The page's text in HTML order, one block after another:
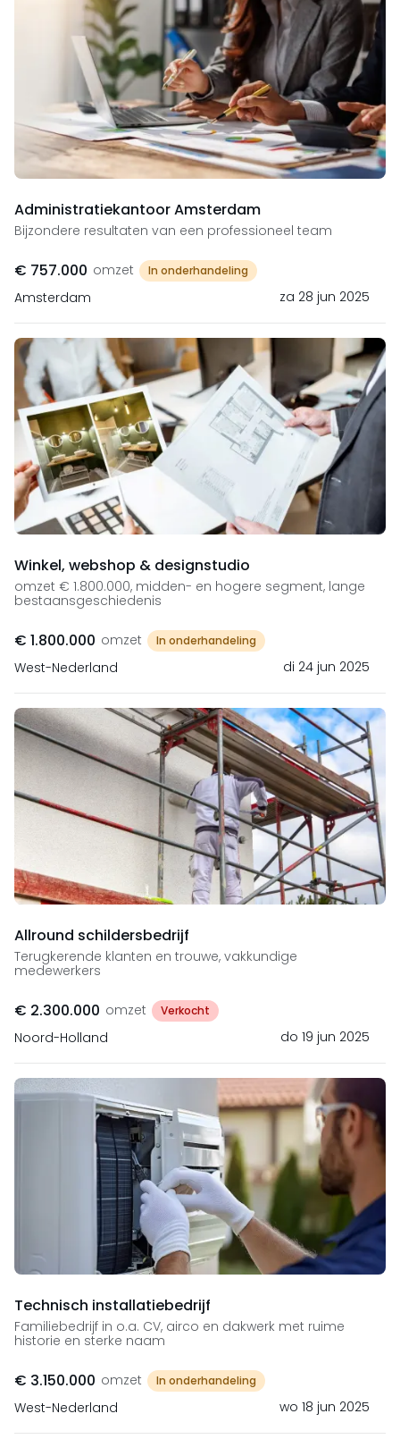
Administratiekantoor Amsterdam
Bijzondere resultaten van een professioneel team
€ 757.000 omzet In onderhandeling
Amsterdam za 28 jun 2025
Winkel, webshop & designstudio
omzet € 1.800.000, midden- en hogere segment, lange
bestaansgeschiedenis
€ 1.800.000 omzet In onderhandeling
West-Nederland di 24 jun 2025
Allround schildersbedrijf
Terugkerende klanten en trouwe, vakkundige
medewerkers
€ 2.300.000 omzet Verkocht
Noord-Holland do 19 jun 2025
Technisch installatiebedrijf
Familiebedrijf in o.a. CV, airco en dakwerk met ruime
historie en sterke naam
€ 3.150.000 omzet In onderhandeling
West-Nederland wo 18 jun 2025